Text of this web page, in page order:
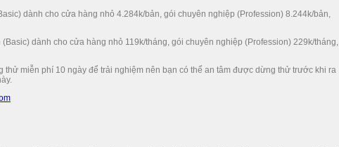
dành cho cửa hàng nhỏ 4.284k/bản, gói chuyên nghiệp (Profession) 8.244k/bản,
dành cho cửa hàng nhỏ 119k/tháng, gói chuyên nghiệp (Profession) 229k/tháng,
thử miễn phí 10 ngày để trải nghiệm nên bạn có thể an tâm được dừng thử trước khi ra